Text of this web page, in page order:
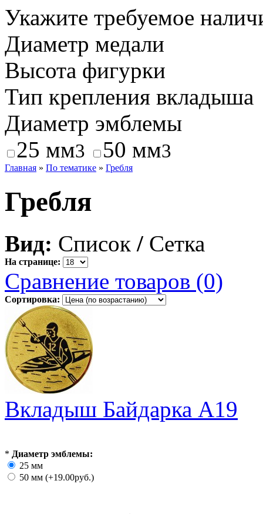
Укажите требуемое
Диаметр медали
Высота фигурки
Тип крепления вкладыша
Диаметр эмблемы
25 мм3 50 мм3
Главная » По тематике » Гребля
Гребля
Вид: Список / Сетка
На странице:
Сравнение товаров (0)
Сортировка:
Вкладыш Байдарка A19
* Диаметр эмблемы:
25 мм
50 мм (+19.00руб.)